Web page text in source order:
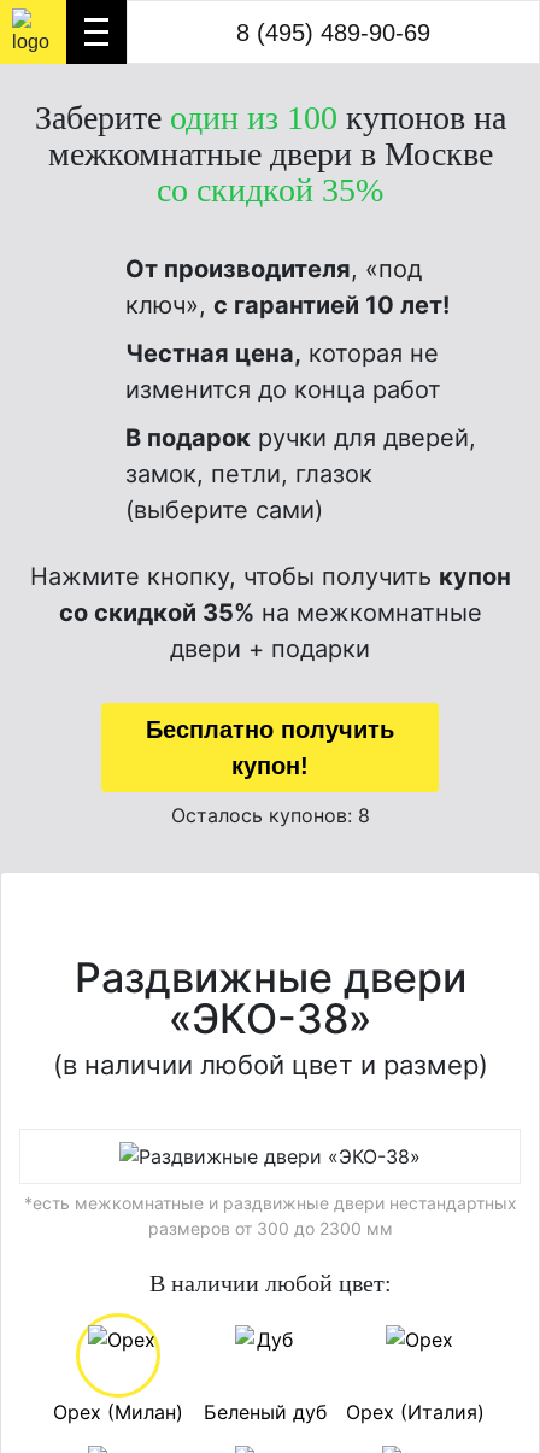
8 (495) 489-90-69
3
Заберите один из 100 купонов на
межкомнатные двери в Москве
со скидкой 35%
От производителя, «под
ключ», с гарантией 10 лет!
Честная цена, которая не
изменится до конца работ
В подарок ручки для дверей,
замок, петли, глазок
(выберите сами)
Нажмите кнопку, чтобы получить купон
со скидкой 35% на межкомнатные
двери + подарки
Бесплатно получить
купон!
Осталось купонов: 8
Раздвижные двери
«ЭКО-38»
(в наличии любой цвет и размер)
*есть межкомнатные и раздвижные двери нестандартных
размеров от 300 до 2300 мм
В наличии любой цвет:
Орех (Милан) Беленый дуб Орех (Италия)